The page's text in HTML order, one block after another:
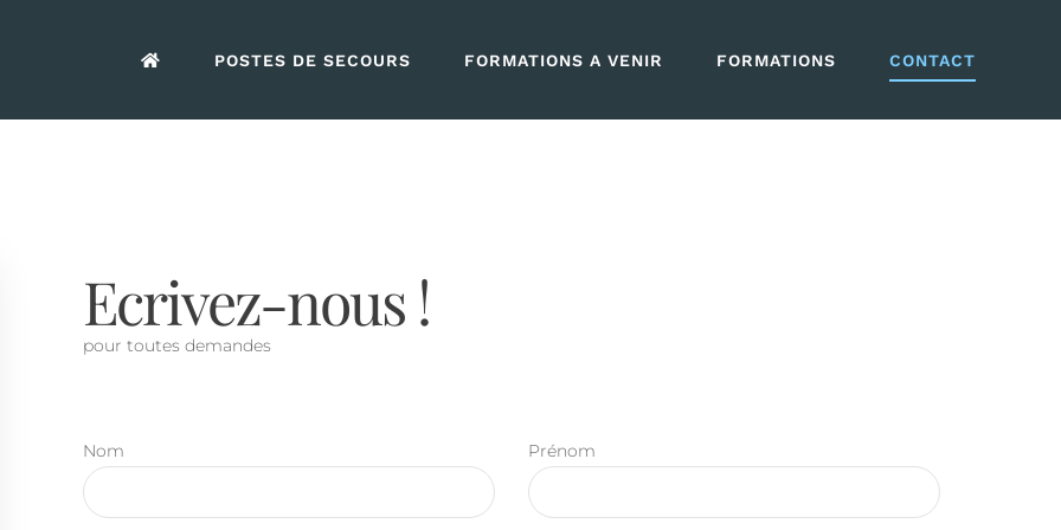
POSTES DE SECOURS FORMATIONS A VENIR FORMATIONS CONTACT
Ecrivez-nous !
pour toutes demandes
Nom Prénom